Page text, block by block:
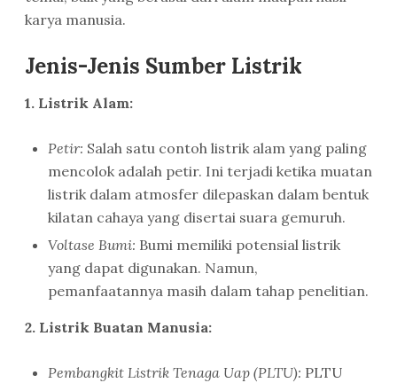
karya manusia.
Jenis-Jenis Sumber Listrik
1. Listrik Alam:
Petir: Salah satu contoh listrik alam yang paling
mencolok adalah petir. Ini terjadi ketika muatan
listrik dalam atmosfer dilepaskan dalam bentuk
kilatan cahaya yang disertai suara gemuruh.
Voltase Bumi: Bumi memiliki potensial listrik
yang dapat digunakan. Namun,
pemanfaatannya masih dalam tahap penelitian.
2. Listrik Buatan Manusia:
Pembangkit Listrik Tenaga Uap (PLTU): PLTU